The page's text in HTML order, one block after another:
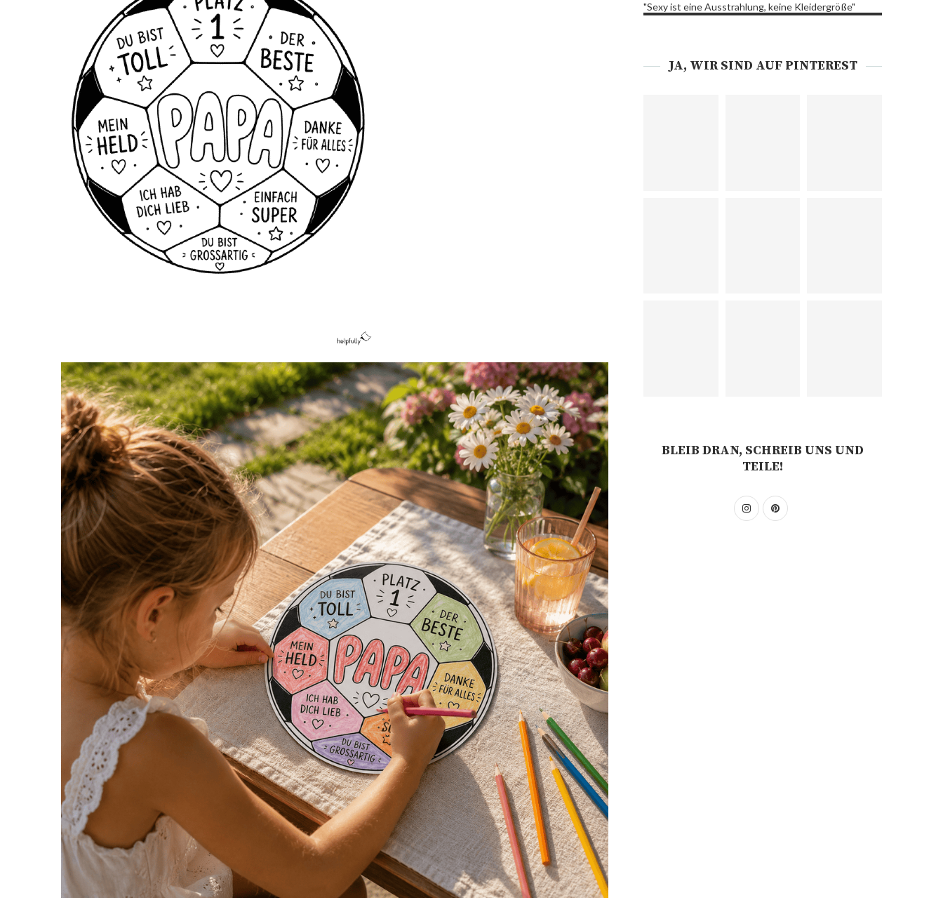
"Sexy ist eine Ausstrahlung, keine Kleidergröße"
JA, WIR SIND AUF PINTEREST
BLEIB DRAN, SCHREIB UNS UND
TEILE!